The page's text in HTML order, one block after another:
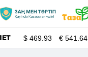
$469.93 €541.64